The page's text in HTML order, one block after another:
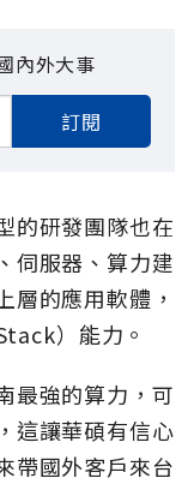
內外大事
訂閱
的研發團隊也在
伺服器、算力建
層的應用軟體，
）能力。
最強的算力，可
這讓華碩有信心
帶國外客戶來台